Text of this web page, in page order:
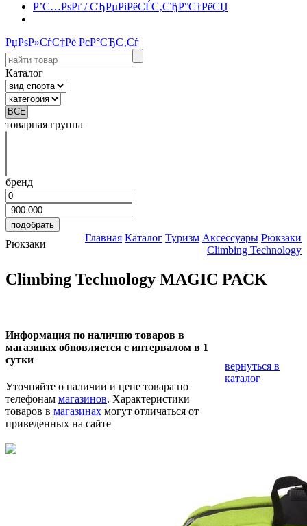
Р’С…РѕРґ / СЂРµРіРёСЃС‚СЂР°С†РёСЏ
РџРѕР»СѓС‡Рё РєР°СЂС‚Сѓ
Каталог
товарная группа
бренд
Рюкзаки
Главная Каталог Туризм Аксессуары Рюкзаки
Climbing Technology
Climbing Technology MAGIC PACK
Информация по наличию товаров в
магазинах обновляется с интервалом в 1
сутки
Уточняйте о наличии и цене товара по
телефонам магазинов. Характеристики
товаров в магазинах могут отличаться от
приведенных на сайте
вернуться в
каталог